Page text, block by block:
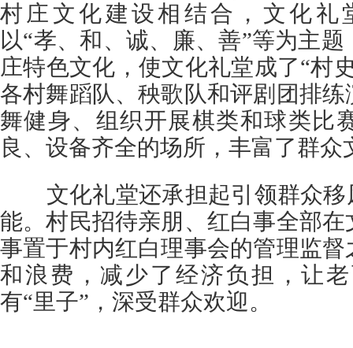
村庄文化建设相结合，文化礼
以“孝、和、诚、廉、善”等为主
庄特色文化，使文化礼堂成了“村
各村舞蹈队、秧歌队和评剧团排
舞健身、组织开展棋类和球类比
良、设备齐全的场所，丰富了群众
文化礼堂还承担起引领群众移
能。村民招待亲朋、红白事全部
事置于村内红白理事会的管理监
和浪费，减少了经济负担，让
有“里子”，深受群众欢迎。